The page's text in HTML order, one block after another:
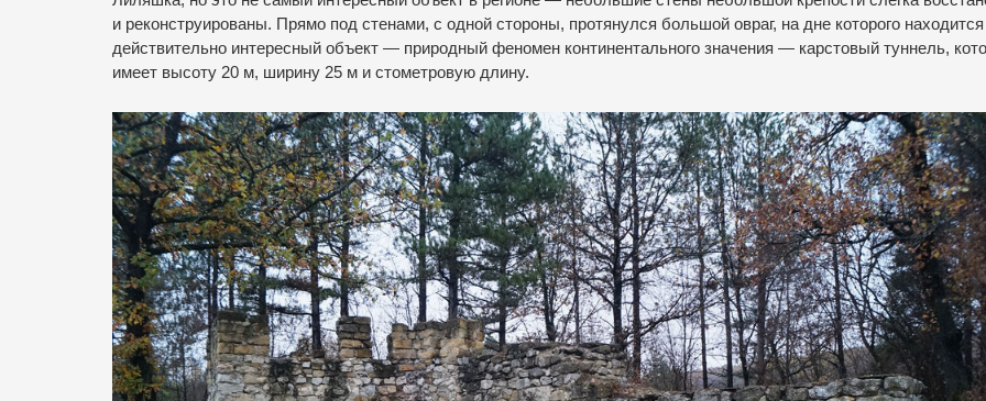
и реконструированы. Прямо под стенами, с одной стороны, протянулся большой овраг, на дне которого находится
действительно интересный объект — природный феномен континентального значения — карстовый туннель,
имеет высоту 20 м, ширину 25 м и стометровую длину.